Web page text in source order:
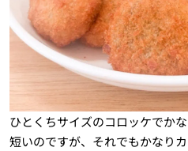
ひとくちサイズのコロッケでか
短いのですが、それでもかなり